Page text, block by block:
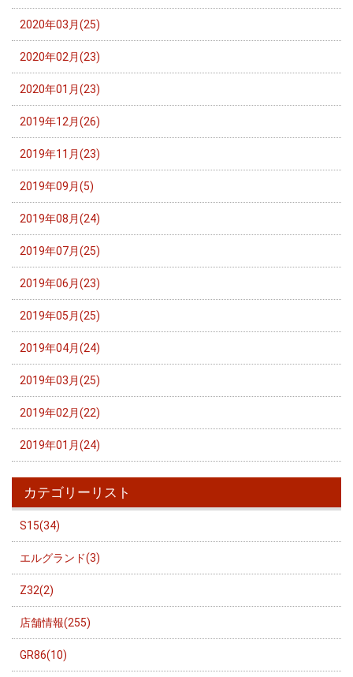
2020年03月(25)
2020年02月(23)
2020年01月(23)
2019年12月(26)
2019年11月(23)
2019年09月(5)
2019年08月(24)
2019年07月(25)
2019年06月(23)
2019年05月(25)
2019年04月(24)
2019年03月(25)
2019年02月(22)
2019年01月(24)
カテゴリーリスト
S15(34)
エルグランド(3)
Z32(2)
店舗情報(255)
GR86(10)